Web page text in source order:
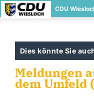
CDU
Dies könnte Sie
Meldungen
dem Umfeld